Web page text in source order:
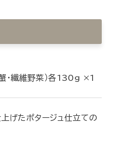
・繊維野菜）各130g ×1
げたポタージュ仕立ての